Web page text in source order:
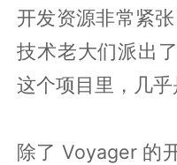
开发资源非常紧
技术老大们派出
这个项目里，几乎
除了 Voyager 的